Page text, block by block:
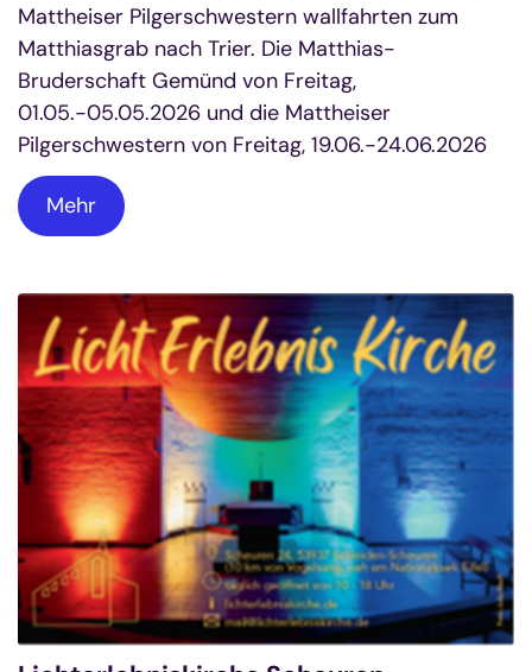
Mattheiser Pilgerschwestern wallfahrten zum
Matthiasgrab nach Trier. Die Matthias-
Bruderschaft Gemünd von Freitag,
01.05.-05.05.2026 und die Mattheiser
Pilgerschwestern von Freitag, 19.06.-24.06.2026
Mehr